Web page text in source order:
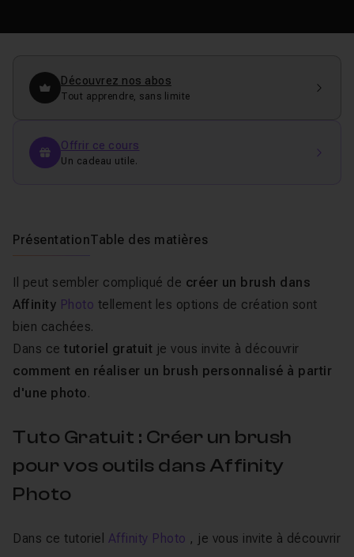
Découvrez nos abos
Tout apprendre, sans limite
Offrir ce cours
Un cadeau utile.
PrésentationTable des matières
Il peut sembler compliqué de créer un brush dans
Affinity Photo tellement les options de création sont
bien cachées.
Dans ce tutoriel gratuit je vous invite à découvrir
comment en réaliser un brush personnalisé à partir
d'une photo.
Tuto Gratuit : Créer un brush
pour vos outils dans Affinity
Photo
Dans ce tutoriel Affinity Photo , je vous invite à découvrir